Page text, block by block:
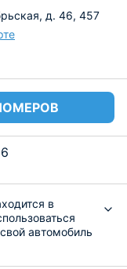
д. 46, 457
в
автомобиль